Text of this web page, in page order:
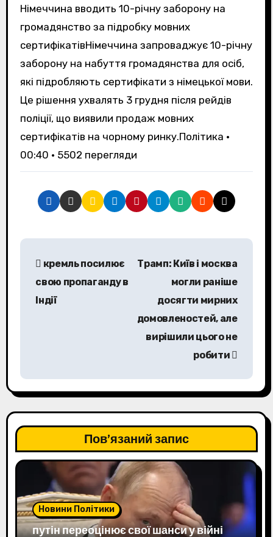
Німеччина вводить 10-річну заборону на
громадянство за підробку мовних
сертифікатівНімеччина запроваджує 10-річну
заборону на набуття громадянства для осіб,
які підробляють сертифікати з німецької мови.
Це рішення ухвалять 3 грудня після рейдів
поліції, що виявили продаж мовних
сертифікатів на чорному ринку.Політика •
00:40 • 5502 перегляди
Н
а
ц
і
я
а
п
кремль посилює
свою пропаганду в
Індії
Трамп: Київ і москва
могли раніше
досягти мирних
домовленостей, але
вирішили цього не
робити
Пов’язаний запис
Новини Політики
путін переоцінює свої шанси у війні